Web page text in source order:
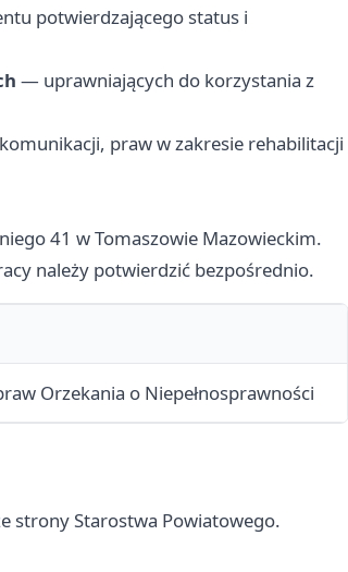
potwierdzającego status i
— uprawniających do korzystania z
praw w zakresie rehabilitacji
41 w Tomaszowie Mazowieckim.
należy potwierdzić bezpośrednio.
Orzekania o Niepełnosprawności
strony Starostwa Powiatowego.